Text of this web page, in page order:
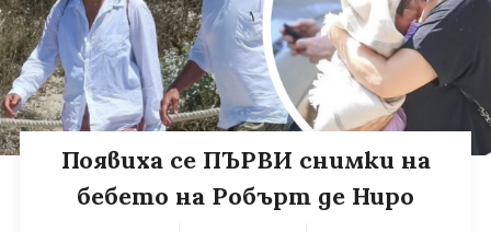
Появиха се ПЪРВИ снимки на
бебето на Робърт де Ниро